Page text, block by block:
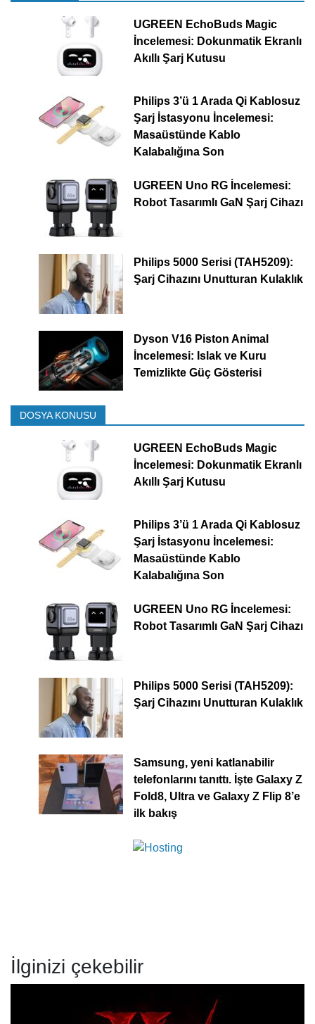
UGREEN EchoBuds Magic
İncelemesi: Dokunmatik Ekranlı
Akıllı Şarj Kutusu
Philips 3’ü 1 Arada Qi Kablosuz
Şarj İstasyonu İncelemesi:
Masaüstünde Kablo
Kalabalığına Son
UGREEN Uno RG İncelemesi:
Robot Tasarımlı GaN Şarj Cihazı
Philips 5000 Serisi (TAH5209):
Şarj Cihazını Unutturan Kulaklık
Dyson V16 Piston Animal
İncelemesi: Islak ve Kuru
Temizlikte Güç Gösterisi
DOSYA KONUSU
UGREEN EchoBuds Magic
İncelemesi: Dokunmatik Ekranlı
Akıllı Şarj Kutusu
Philips 3’ü 1 Arada Qi Kablosuz
Şarj İstasyonu İncelemesi:
Masaüstünde Kablo
Kalabalığına Son
UGREEN Uno RG İncelemesi:
Robot Tasarımlı GaN Şarj Cihazı
Philips 5000 Serisi (TAH5209):
Şarj Cihazını Unutturan Kulaklık
Samsung, yeni katlanabilir
telefonlarını tanıttı. İşte Galaxy Z
Fold8, Ultra ve Galaxy Z Flip 8’e
ilk bakış
İlginizi çekebilir